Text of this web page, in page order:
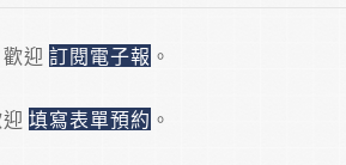
迎 訂閱電子報 。
填寫表單預約 。